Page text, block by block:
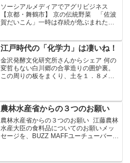
ソーシアルメディアでアグリビジネス
【京都・舞鶴市】 京の伝統野菜 「佐波
賀だいこん」一時は存続が危ぶまれた舞
プリ」全国決勝大会で、 京都府舞鶴
市特産の伝統野菜「佐波...
江戸時代の「化学力」は凄いね！
金沢発酵文化研究所さんからシェア 何の
変哲もない白川郷の合掌造りの囲炉裏。
この周りの板をまくり、土を１．８メー
にし、また原料を追加...
農林水産省からの３つのお願い
農林水産省からの３つのお願い 江藤農林
水産大臣の食料品についてのお願いメッ
セージを、BUZZ MAFFユーチューバーの